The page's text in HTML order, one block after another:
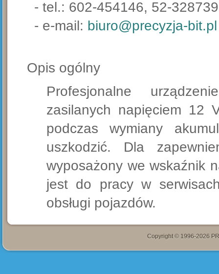
- tel.: 602-454146, 52-
- e-mail: biuro@precyzja-bit.pl
Opis ogólny
Profesjonalne
zasilanych napięciem 12
podczas wymiany
uszkodzić. Dla
wyposażony we wskaźnik
jest do pracy w
obsługi pojazdów.
Copyright © 1996-2026